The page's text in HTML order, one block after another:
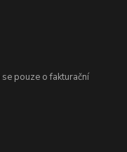
pouze o fakturační